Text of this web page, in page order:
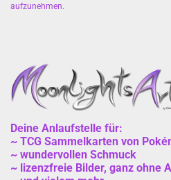
aufzunehmen.
Deine Anlaufstelle für:
~ TCG Sammelkarten von
~ wundervollen Schmuck
~ lizenzfreie Bilder, ganz ohne